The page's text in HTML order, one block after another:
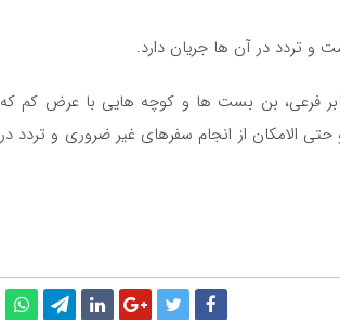
و تردد در آن ها جریان دارد.
فرعی، بن بست ها و کوچه هایی با عرض کم که
الامکان از انجام سفرهای غیر ضروری و تردد در